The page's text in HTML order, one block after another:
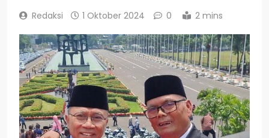
Redaksi 1 Oktober 2024 0 2 mins